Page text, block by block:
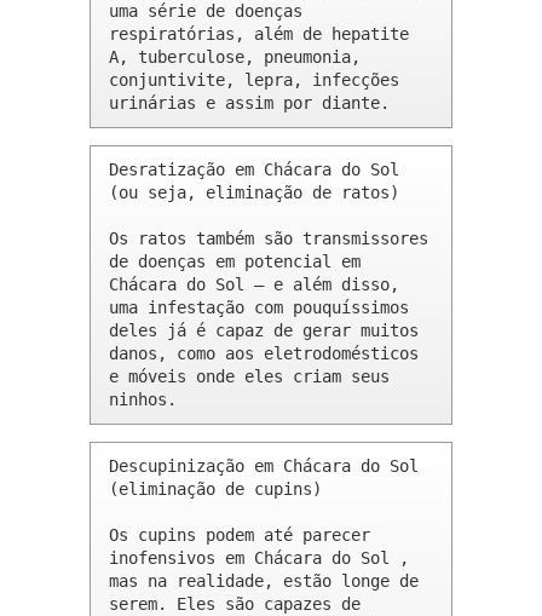
uma série de doenças
respiratórias, além de hepatite
A, tuberculose, pneumonia,
conjuntivite, lepra, infecções
urinárias e assim por diante.
Desratização em Chácara do Sol
(ou seja, eliminação de ratos)
Os ratos também são transmissores
de doenças em potencial em
Chácara do Sol – e além disso,
uma infestação com pouquíssimos
deles já é capaz de gerar muitos
danos, como aos eletrodomésticos
e móveis onde eles criam seus
ninhos.
Descupinização em Chácara do Sol
(eliminação de cupins)
Os cupins podem até parecer
inofensivos em Chácara do Sol ,
mas na realidade, estão longe de
serem. Eles são capazes de